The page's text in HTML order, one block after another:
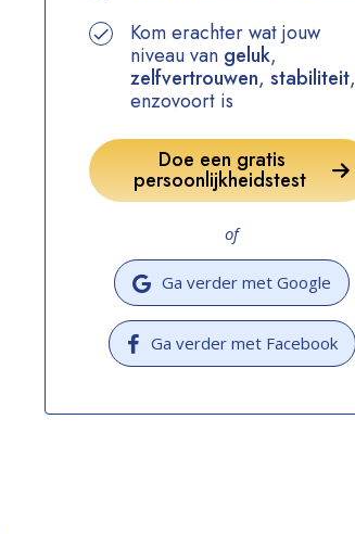
Kom erachter wat jouw
niveau van geluk,
zelfvertrouwen, stabiliteit,
enzovoort is
Doe een gratis
persoonlijkheidstest
of
Ga verder met Google
Ga verder met Facebook